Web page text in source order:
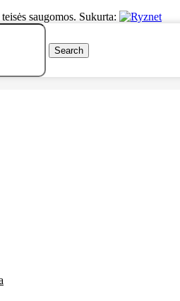
saugomos. Sukurta:
Search